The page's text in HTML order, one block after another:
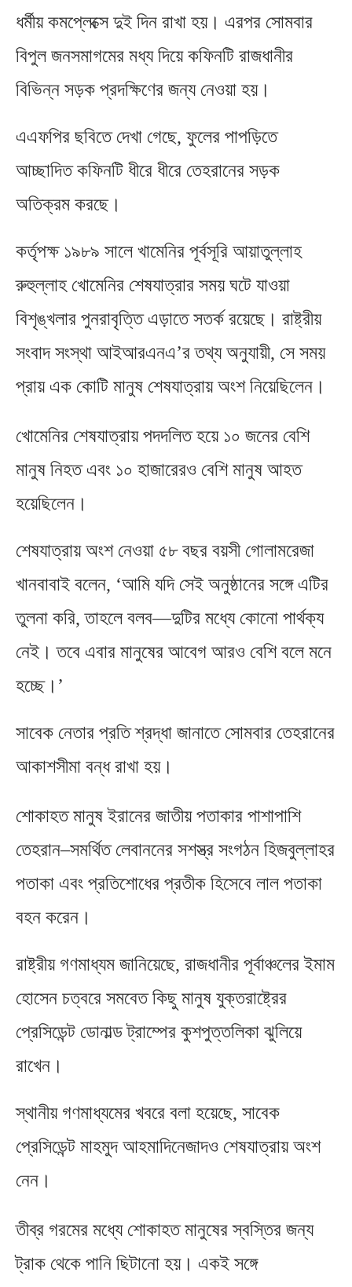
ধর্মীয় কমপ্লেক্সে দুই দিন রাখা হয়। এরপর সোমবার
বিপুল জনসমাগমের মধ্য দিয়ে কফিনটি রাজধানীর
বিভিন্ন সড়ক প্রদক্ষিণের জন্য নেওয়া হয়।
এএফপির ছবিতে দেখা গেছে, ফুলের পাপড়িতে
আচ্ছাদিত কফিনটি ধীরে ধীরে তেহরানের সড়ক
অতিক্রম করছে।
কর্তৃপক্ষ ১৯৮৯ সালে খামেনির পূর্বসূরি আয়াতুল্লাহ
রুহুল্লাহ খোমেনির শেষযাত্রার সময় ঘটে যাওয়া
বিশৃঙ্খলার পুনরাবৃত্তি এড়াতে সতর্ক রয়েছে। রাষ্ট্রীয়
সংবাদ সংস্থা আইআরএনএ’র তথ্য অনুযায়ী, সে সময়
প্রায় এক কোটি মানুষ শেষযাত্রায় অংশ নিয়েছিলেন।
খোমেনির শেষযাত্রায় পদদলিত হয়ে ১০ জনের বেশি
মানুষ নিহত এবং ১০ হাজারেরও বেশি মানুষ আহত
হয়েছিলেন।
শেষযাত্রায় অংশ নেওয়া ৫৮ বছর বয়সী গোলামরেজা
খানবাবাই বলেন, ‘আমি যদি সেই অনুষ্ঠানের সঙ্গে এটির
তুলনা করি,তাহলে বলব—দুটির মধ্যে কোনো পার্থক্য
নেই। তবে এবার মানুষের আবেগ আরও বেশি বলে মনে
হচ্ছে।’
সাবেক নেতার প্রতি শ্রদ্ধা জানাতে সোমবার তেহরানের
আকাশসীমা বন্ধ রাখা হয়।
শোকাহত মানুষ ইরানের জাতীয় পতাকার পাশাপাশি
তেহরান–সমর্থিত লেবাননের সশস্ত্র সংগঠন হিজবুল্লাহর
পতাকা এবং প্রতিশোধের প্রতীক হিসেবে লাল পতাকা
বহন করেন।
রাষ্ট্রীয় গণমাধ্যম জানিয়েছে, রাজধানীর পূর্বাঞ্চলের ইমাম
হোসেন চত্বরে সমবেত কিছু মানুষ যুক্তরাষ্ট্রের
প্রেসিডেন্ট ডোনাল্ড ট্রাম্পের কুশপুত্তলিকা ঝুলিয়ে
রাখেন।
স্থানীয় গণমাধ্যমের খবরে বলা হয়েছে, সাবেক
প্রেসিডেন্ট মাহমুদ আহমাদিনেজাদও শেষযাত্রায় অংশ
নেন।
তীব্র গরমের মধ্যে শোকাহত মানুষের স্বস্তির জন্য
ট্রাক থেকে পানি ছিটানো হয়। একই সঙ্গে